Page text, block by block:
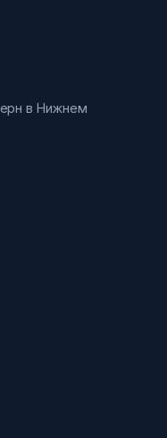
в Нижнем